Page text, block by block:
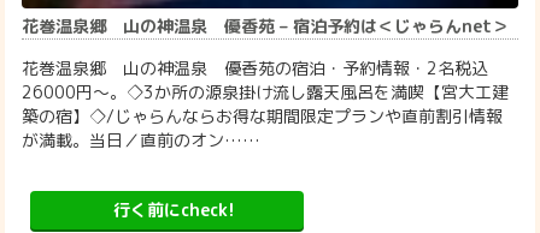
花巻温泉郷 山の神温泉 優香苑 – 宿泊予約は＜じゃらんnet＞
花巻温泉郷 山の神温泉 優香苑の宿泊・予約情報・2名税込
26000円～。◇3か所の源泉掛け流し露天風呂を満喫【宮大工建
築の宿】◇/じゃらんならお得な期間限定プランや直前割引情報
が満載。当日／直前のオン……
行く前にcheck!